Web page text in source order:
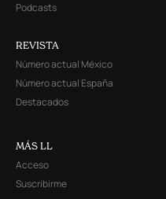
Podcasts
REVISTA
Número actual México
Número actual España
Destacados
MÁS LL
Acceso
Suscribirme